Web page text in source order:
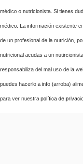
médico o nutricionista. Si tienes
médico. La información existente
de un profesional de la nutrición,
nutricional acudas a un
responsabiliza del mal uso de la
puedes hacerlo a info (arroba)
para ver nuestra política de